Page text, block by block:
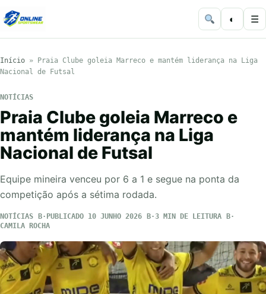
◐ ☰
Início »
Praia Clube goleia Marreco e mantém liderança na Liga
Nacional de Futsal
NOTÍCIAS
Praia Clube goleia Marreco e
mantém liderança na Liga
Nacional de Futsal
Equipe mineira venceu por 6 a 1 e segue na ponta da
competição após a sétima rodada.
NOTÍCIAS PUBLICADO 10 JUNHO 2026
3 MIN DE LEITURA
CAMILA ROCHA